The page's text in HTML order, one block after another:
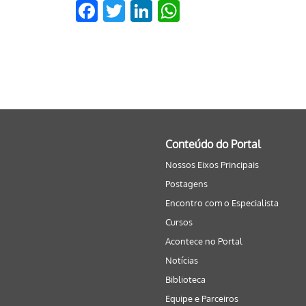
Facebook
TwitterLinkedIn
Conteúdo do Portal
Nossos Eixos Principais
Postagens
Encontro com o Especialista
Cursos
Acontece no Portal
Notícias
Biblioteca
Equipe e Parceiros